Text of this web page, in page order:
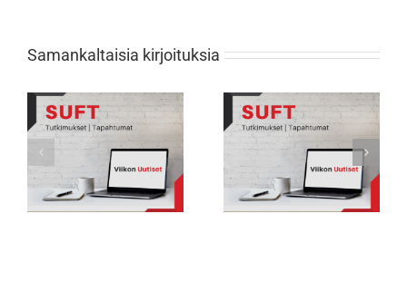
Samankaltaisia kirjoituksia
Viikon Uutiset 232: Tarkkana selän
rasitusmurtumien kanssa
Viikon Uutiset 231: Nuorten
urheilijoiden biologisessa
kehityksessä suuria eroja